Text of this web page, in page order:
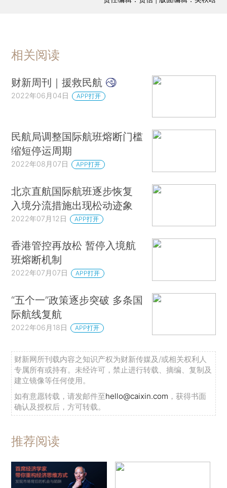
相关阅读
财新周刊｜援救民航
2022年06月04日 APP打开
民航局调整国际航班熔断门槛
缩短停运周期
2022年08月07日 APP打开
北京直航国际航班逐步恢复
入境分流措施出现松动迹象
2022年07月12日 APP打开
香港管控再放松 暂停入境航
班熔断机制
2022年07月07日 APP打开
“五个一”政策逐步突破 多条国
际航线复航
2022年06月18日 APP打开
财新网所刊载内容之知识产权为财新传媒及/或相关权利人
专属所有或持有。未经许可，禁止进行转载、摘编、复制及
建立镜像等任何使用。
如有意愿转载，请发邮件至hello@caixin.com ，获得书面
确认及授权后，方可转载。
推荐阅读